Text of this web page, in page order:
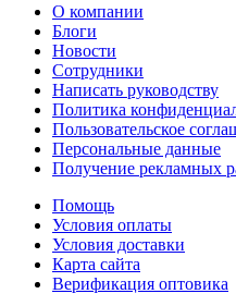
О компании
Блоги
Новости
Сотрудники
Написать руководству
Политика
Пользовательское
Персональные данные
Получение рекламных
Помощь
Условия оплаты
Условия доставки
Карта сайта
Верификация оптовика